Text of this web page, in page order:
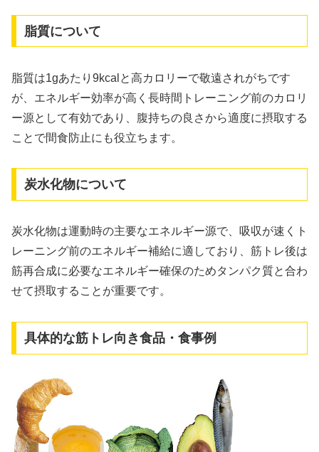
脂質について
脂質は1gあたり9kcalと高カロリーで敬遠されがちです
が、エネルギー効率が高く長時間トレーニング前のカロリ
ー源として有効であり、腹持ちの良さから適度に摂取する
ことで間食防止にも役立ちます。
炭水化物について
炭水化物は運動時の主要なエネルギー源で、吸収が速くト
レーニング前のエネルギー補給に適しており、筋トレ後は
筋再合成に必要なエネルギー確保のためタンパク質と合わ
せて摂取することが重要です。
具体的な筋トレ向き食品・食事例